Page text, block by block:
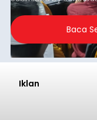
berlangsung
2026.
Baca
Iklan